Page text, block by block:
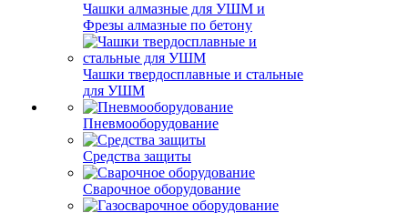
Чашки алмазные для УШМ и
Фрезы алмазные по бетону
Чашки твердосплавные и стальные
для УШМ
Пневмооборудование
Средства защиты
Сварочное оборудование